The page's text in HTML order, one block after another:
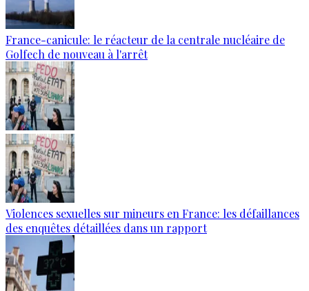
France-canicule: le réacteur de la centrale nucléaire de
Golfech de nouveau à l'arrêt
Violences sexuelles sur mineurs en France: les défaillances
des enquêtes détaillées dans un rapport